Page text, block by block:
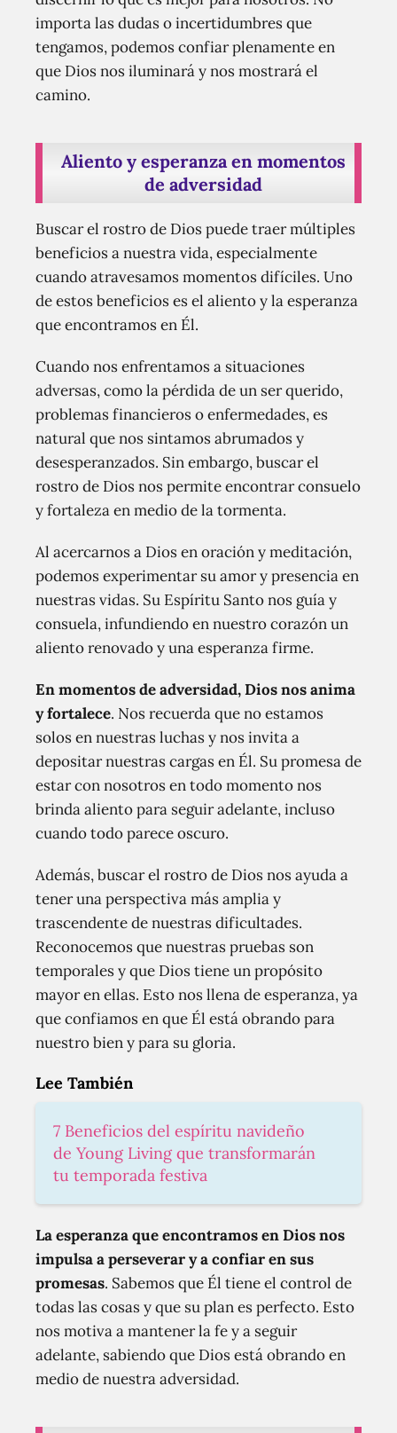
importa las dudas o incertidumbres que
tengamos, podemos confiar plenamente en
que Dios nos iluminará y nos mostrará el
camino.
Aliento y esperanza en momentos
de adversidad
Buscar el rostro de Dios puede traer múltiples
beneficios a nuestra vida, especialmente
cuando atravesamos momentos difíciles. Uno
de estos beneficios es el aliento y la esperanza
que encontramos en Él.
Cuando nos enfrentamos a situaciones
adversas, como la pérdida de un ser querido,
problemas financieros o enfermedades, es
natural que nos sintamos abrumados y
desesperanzados. Sin embargo, buscar el
rostro de Dios nos permite encontrar consuelo
y fortaleza en medio de la tormenta.
Al acercarnos a Dios en oración y meditación,
podemos experimentar su amor y presencia en
nuestras vidas. Su Espíritu Santo nos guía y
consuela, infundiendo en nuestro corazón un
aliento renovado y una esperanza firme.
En momentos de adversidad, Dios nos anima
y fortalece. Nos recuerda que no estamos
solos en nuestras luchas y nos invita a
depositar nuestras cargas en Él. Su promesa de
estar con nosotros en todo momento nos
brinda aliento para seguir adelante, incluso
cuando todo parece oscuro.
Además, buscar el rostro de Dios nos ayuda a
tener una perspectiva más amplia y
trascendente de nuestras dificultades.
Reconocemos que nuestras pruebas son
temporales y que Dios tiene un propósito
mayor en ellas. Esto nos llena de esperanza, ya
que confiamos en que Él está obrando para
nuestro bien y para su gloria.
Lee También
7 Beneficios del espíritu navideño
de Young Living que transformarán
tu temporada festiva
La esperanza que encontramos en Dios nos
impulsa a perseverar y a confiar en sus
promesas. Sabemos que Él tiene el control de
todas las cosas y que su plan es perfecto. Esto
nos motiva a mantener la fe y a seguir
adelante, sabiendo que Dios está obrando en
medio de nuestra adversidad.